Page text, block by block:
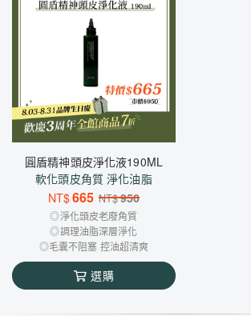
圓盾精神頭皮淨化液190ML
軟化頭皮角質 淨化油脂
NT$665 NT$950
◎淨化頭皮老廢角質
◎調理油脂深層淨化
◎毛囊不阻塞 控油超清爽
選購